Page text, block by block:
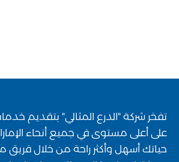
تفخر شركة "الدرع المثالي" بتقديم
على أعلى مستوى في جميع أنحاء
حياتك أسهل وأكثر راحة من خلال